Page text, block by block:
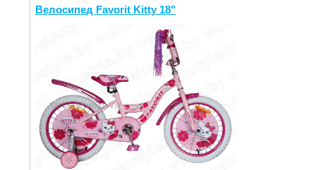
Велосипед Favorit Kitty 18"